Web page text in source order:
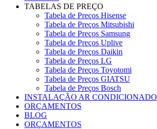
TABELAS DE PREÇO
Tabela de Preços Hisense
Tabela de Preços Mitsubishi
Tabela de Preços Samsung
Tabela de Preços Uplive
Tabela de Preços Daikin
Tabela de Preços LG
Tabela de Preços Toyotomi
Tabela de Preços GIATSU
Tabela de Preços Bosch
INSTALAÇÃO AR CONDICIONADO
ORÇAMENTOS
BLOG
ORÇAMENTOS